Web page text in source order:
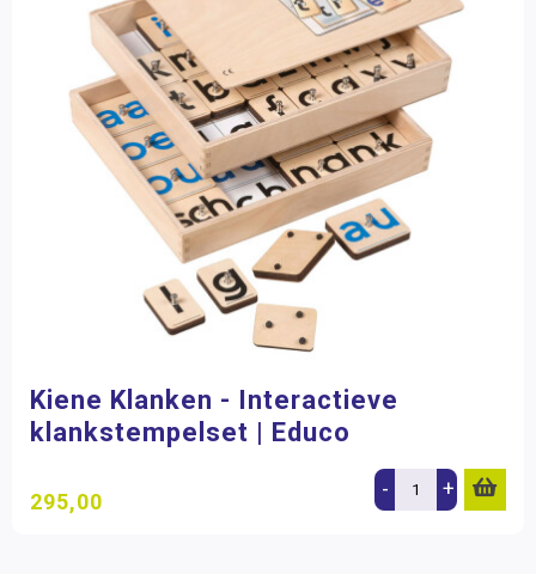
Kiene Klanken - Interactieve
klankstempelset | Educo
295,00 - +